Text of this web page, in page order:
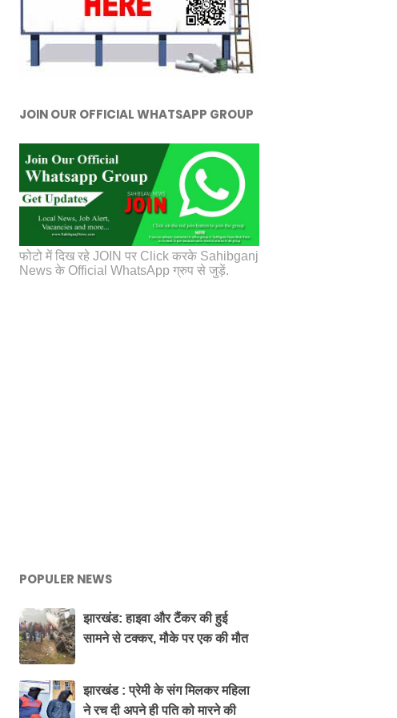
JOIN OUR OFFICIAL WHATSAPP GROUP
फोटो में दिख रहे JOIN पर Click करके Sahibganj
News के Official WhatsApp ग्रुप से जुड़ें.
POPULER NEWS
झारखंड: हाइवा और टैंकर की हुई
सामने से टक्कर, मौके पर एक की मौत
झारखंड : प्रेमी के संग मिलकर महिला
ने रच दी अपने ही पति को मारने की